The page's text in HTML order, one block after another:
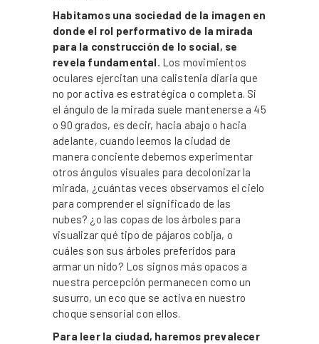
Habitamos una sociedad de la imagen en
donde el rol performativo de la mirada
para la construcción de lo social, se
revela fundamental. Los movimientos
oculares ejercitan una calistenia diaria que
no por activa es estratégica o completa. Si
el ángulo de la mirada suele mantenerse a 45
o 90 grados, es decir, hacia abajo o hacia
adelante, cuando leemos la ciudad de
manera conciente debemos experimentar
otros ángulos visuales para decolonizar la
mirada, ¿cuántas veces observamos el cielo
para comprender el significado de las
nubes? ¿o las copas de los árboles para
visualizar qué tipo de pájaros cobija, o
cuáles son sus árboles preferidos para
armar un nido? Los signos más opacos a
nuestra percepción permanecen como un
susurro, un eco que se activa en nuestro
choque sensorial con ellos.
Para leer la ciudad, haremos prevalecer